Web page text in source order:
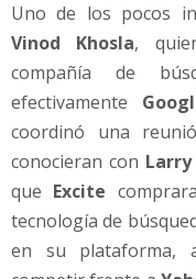
Uno de los pocos
Vinod Khosla,
compañía de
efectivamente
coordinó una
conocieran con Larry
que Excite
tecnología de
en su plataforma,